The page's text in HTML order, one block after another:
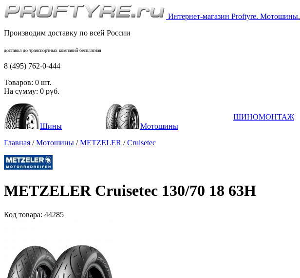
Интернет-магазин Proftyre. Мотошины.
Производим доставку по всей России
доставка до транспортных компаний бесплатная
8 (495) 762-0-444
Товаров: 0 шт.
На сумму: 0 руб.
Шины Мотошины
ШИНОМОНТАЖ
Главная /Мотошины /METZELER /Cruisetec
METZELER Cruisetec 130/70 18 63H
Код товара: 44285